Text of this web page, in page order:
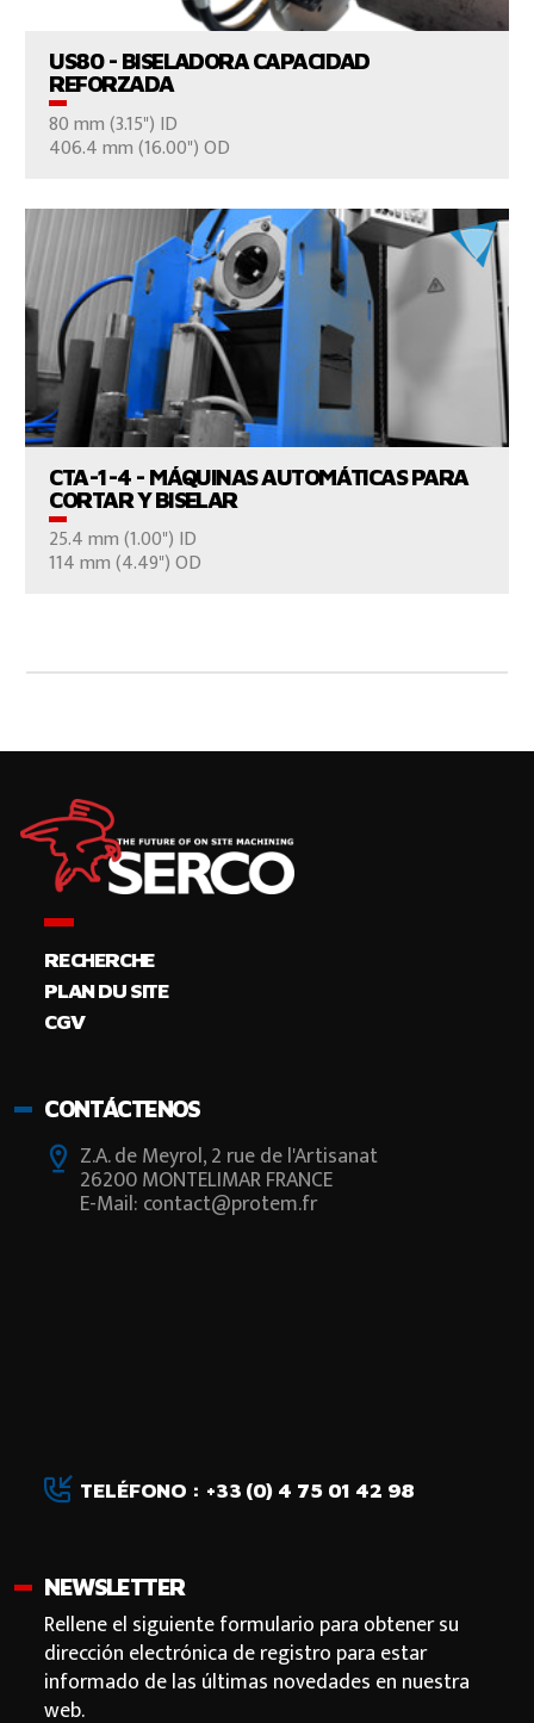
US80 - BISELADORA CAPACIDAD
REFORZADA
80 mm (3.15") ID
406.4 mm (16.00") OD
CTA-1-4 - MÁQUINAS AUTOMÁTICAS PARA
CORTAR Y BISELAR
25.4 mm (1.00") ID
114 mm (4.49") OD
VER EL PRODUCTO
RECHERCHE
PLAN DU SITE
CGV
CONTÁCTENOS
Z.A. de Meyrol, 2 rue de l'Artisanat
26200 MONTELIMAR FRANCE
E-Mail: contact@protem.fr
TELÉFONO : +33 (0) 4 75 01 42 98
NEWSLETTER
Rellene el siguiente formulario para obtener su
dirección electrónica de registro para estar
informado de las últimas novedades en nuestra
web.